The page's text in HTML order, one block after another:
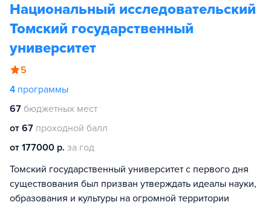
Национальный исследовательский
Томский государственный
университет
5
4 программы
67 бюджетных мест
от 67 проходной балл
от 177000 р. за год
Томский государственный университет с первого дня
существования был призван утверждать идеалы науки,
образования и культуры на огромной территории